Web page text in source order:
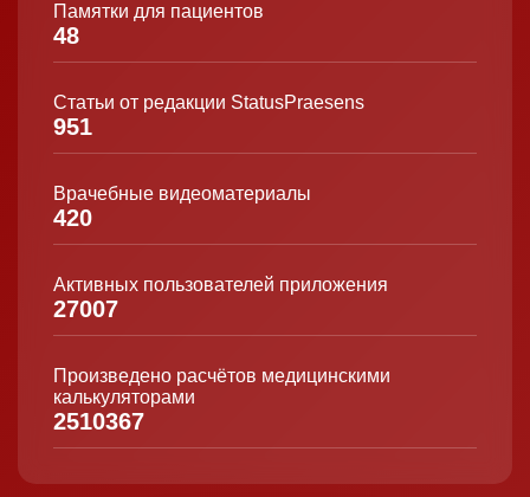
Памятки для пациентов
48
Статьи от редакции StatusPraesens
951
Врачебные видеоматериалы
420
Активных пользователей приложения
27007
Произведено расчётов медицинскими
калькуляторами
2510367